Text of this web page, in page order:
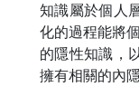
知識屬於個人
化的過程能將
的隱性知識，
擁有相關的內